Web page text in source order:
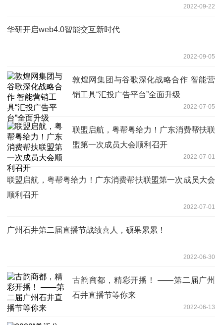
2022-09-22
华研开启web4.0智能交互新时代
2022-09-05
敦煌网集团与谷歌深化战略合作 智能营
销工具“汇投广告平台”全面升级
2022-07-05
联盟启航，粤帮粤给力！广东消费帮扶联
盟第一次成员大会顺利召开
2022-07-01
联盟启航，粤帮粤给力！广东消费帮扶联盟第一次成员大会
顺利召开
2022-07-01
广州石井第二届直播节战绩喜人，硕果累累！
2022-06-30
古韵商都，精彩开播！ ——第二届广州
石井直播节等你来
2022-06-13